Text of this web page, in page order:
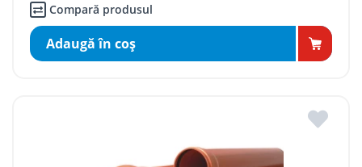
Compară produsul
Adaugă în coş